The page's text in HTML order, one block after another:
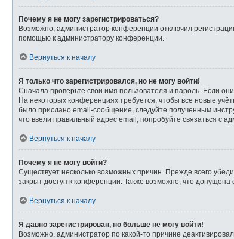
Почему я не могу зарегистрироваться?
Возможно, администратор конференции отключил
помощью к администратору конференции.
Вернуться к началу
Я только что зарегистрировался, но не могу войти!
Сначала проверьте свои имя пользователя и пароль. Если
На некоторых конференциях требуется, чтобы все новые
было прислано email-сообщение, следуйте полученным
что ввели правильный адрес email, попробуйте связаться с
Вернуться к началу
Почему я не могу войти?
Существует несколько возможных причин. Прежде всего
закрыт доступ к конференции. Также возможно, что
Вернуться к началу
Я давно зарегистрирован, но больше не могу войти!
Возможно, администратор по какой-то причине